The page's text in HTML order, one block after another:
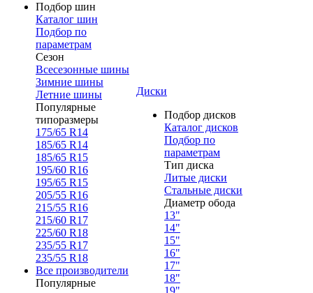
Подбор шин
Каталог шин
Подбор по
параметрам
Сезон
Всесезонные шины
Зимние шины
Летние шины
Популярные
типоразмеры
175/65 R14
185/65 R14
185/65 R15
195/60 R16
195/65 R15
205/55 R16
215/55 R16
215/60 R17
225/60 R18
235/55 R17
235/55 R18
Все производители
Популярные
Диски
Подбор дисков
Каталог дисков
Подбор по
параметрам
Тип диска
Литые диски
Стальные диски
Диаметр обода
13"
14"
15"
16"
17"
18"
19"